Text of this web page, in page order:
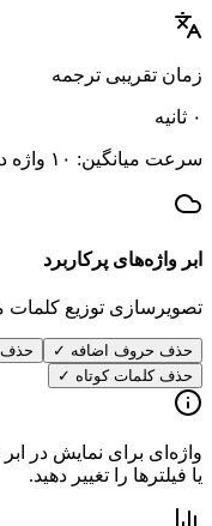
زمان تقریبی ترجمه
۰ ثانیه
سرعت میانگین: ۱۰ واژه در دقیقه
ابر واژه‌های پرکاربرد
تصویرسازی توزیع کلمات
حذف حروف اضافه ✓ حذف
حذف کلمات کوتاه ✓
واژه‌ای برای نمایش در
یا فیلترها را تغییر دهید.